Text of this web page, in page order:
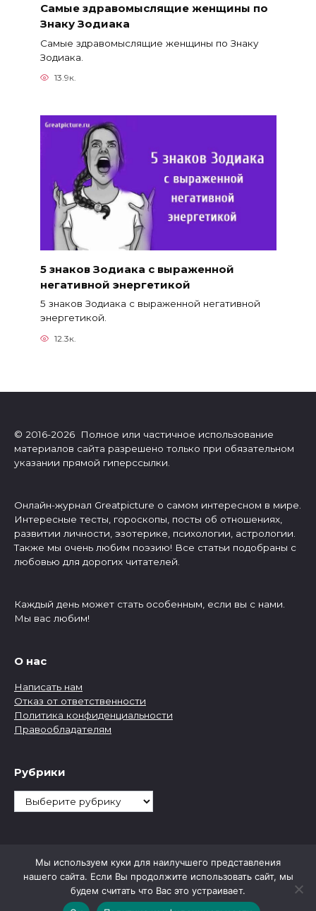
Самые здравомыслящие женщины по
Знаку Зодиака
Самые здравомыслящие женщины по Знаку
Зодиака.
13.9к.
5 знаков Зодиака с выраженной
негативной энергетикой
5 знаков Зодиака с выраженной негативной
энергетикой.
12.3к.
© 2016-2026 Полное или частичное использование
материалов сайта разрешено только при обязательном
указании прямой гиперссылки.
Онлайн-журнал Greatpicture о самом интересном в мире.
Интересные тесты, гороскопы, посты об отношениях,
развитии личности, эзотерике, психологии, астрологии.
Также мы очень любим поэзию! Все статьи подобраны с
любовью для дорогих читателей.
Каждый день может стать особенным, если вы с нами.
Мы вас любим!
О нас
Написать нам
Отказ от ответственности
Политика конфиденциальности
Правообладателям
Рубрики
Рубрики
Мы используем куки для наилучшего представления
нашего сайта. Если Вы продолжите использовать сайт, мы
будем считать что Вас это устраивает.